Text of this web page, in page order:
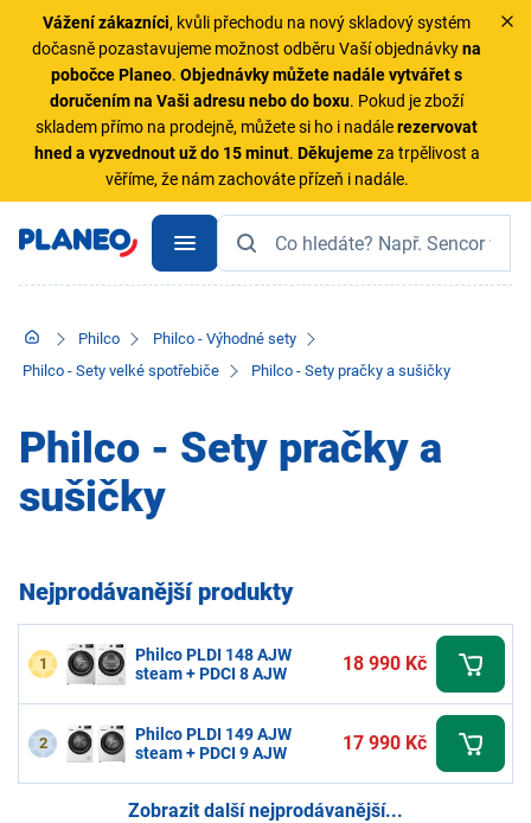
Vážení zákazníci, kvůli přechodu na nový skladový systém
dočasně pozastavujeme možnost odběru Vaší objednávkyna
pobočce Planeo.Objednávky můžete nadále vytvářet s
doručením na Vaši adresu nebo do boxu. Pokud je zboží
skladem přímo na prodejně, můžete si ho i nadálerezervovat
hned a vyzvednout už do 15 minut. Děkujemeza trpělivost a
věříme, že nám zachováte přízeň i nadále.
Philco
Philco - Výhodné sety
Philco - Sety velké spotřebiče
Philco - Sety pračky a sušičky
Philco - Sety pračky a
sušičky
Nejprodávanější produkty
1
Philco PLDI 148 AJW
steam + PDCI 8 AJW
18 990 Kč
2
Philco PLDI 149 AJW
steam + PDCI 9 AJW
17 990 Kč
Zobrazit další nejprodávanější...